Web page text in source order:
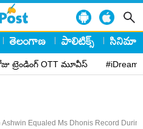
తెలంగాణ పాలిటిక్స్ సినిమా
ట్రెండింగ్ OTT మూవీస్
Ashwin Equaled Ms Dhonis Record